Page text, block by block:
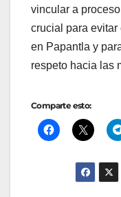
vincular a
crucial para
en Papantla y
respeto hacia las
Comparte esto: